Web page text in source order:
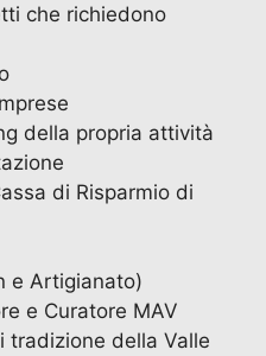
che richiedono
della propria attività
di Risparmio di
e Artigianato)
e Curatore MAV
tradizione della Valle